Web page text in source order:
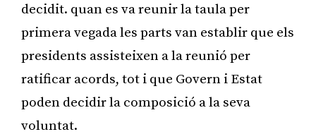
decidit. quan es va reunir la taula per
primera vegada les parts van establir que els
presidents assisteixen a la reunió per
ratificar acords, tot i que Govern i Estat
poden decidir la composició a la seva
voluntat.